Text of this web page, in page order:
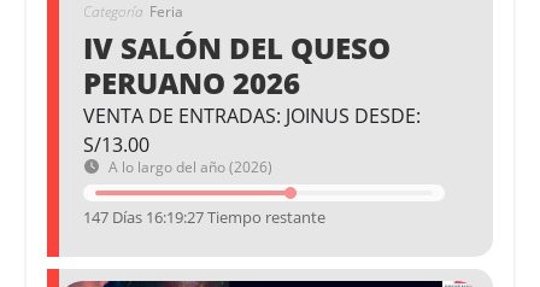
Categoría Feria
IV SALÓN DEL QUESO
PERUANO 2026
VENTA DE ENTRADAS: JOINUS DESDE:
S/13.00
A lo largo del año (2026)
147 Días 16:19:26 Tiempo restante